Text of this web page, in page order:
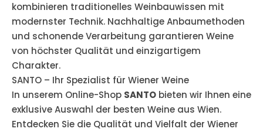
kombinieren traditionelles Weinbauwissen mit
modernster Technik. Nachhaltige Anbaumethoden
und schonende Verarbeitung garantieren Weine
von höchster Qualität und einzigartigem
Charakter.
SANTO – Ihr Spezialist für Wiener Weine
In unserem Online-Shop SANTObieten wir Ihnen eine
exklusive Auswahl der besten Weine aus Wien.
Entdecken Sie die Qualität und Vielfalt der Wiener